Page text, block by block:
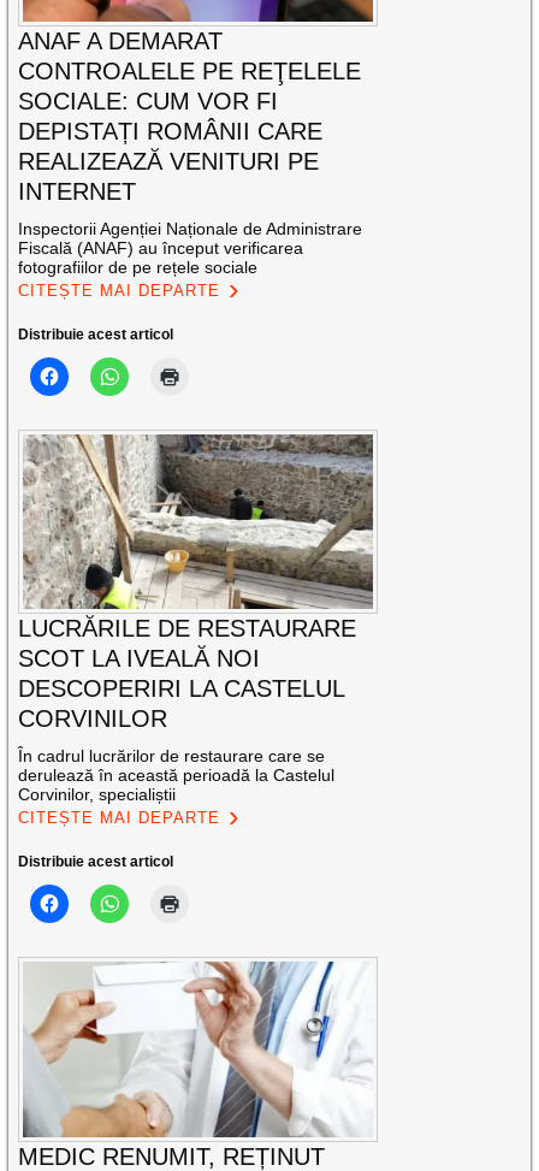
ANAF A DEMARAT
CONTROALELE PE REŢELELE
SOCIALE: CUM VOR FI
DEPISTAȚI ROMÂNII CARE
REALIZEAZĂ VENITURI PE
INTERNET
Inspectorii Agenției Naționale de Administrare
Fiscală (ANAF) au început verificarea
fotografiilor de pe rețele sociale
CITEȘTE MAI DEPARTE
Distribuie acest articol
LUCRĂRILE DE RESTAURARE
SCOT LA IVEALĂ NOI
DESCOPERIRI LA CASTELUL
CORVINILOR
În cadrul lucrărilor de restaurare care se
derulează în această perioadă la Castelul
Corvinilor, specialiștii
CITEȘTE MAI DEPARTE
Distribuie acest articol
MEDIC RENUMIT, REȚINUT